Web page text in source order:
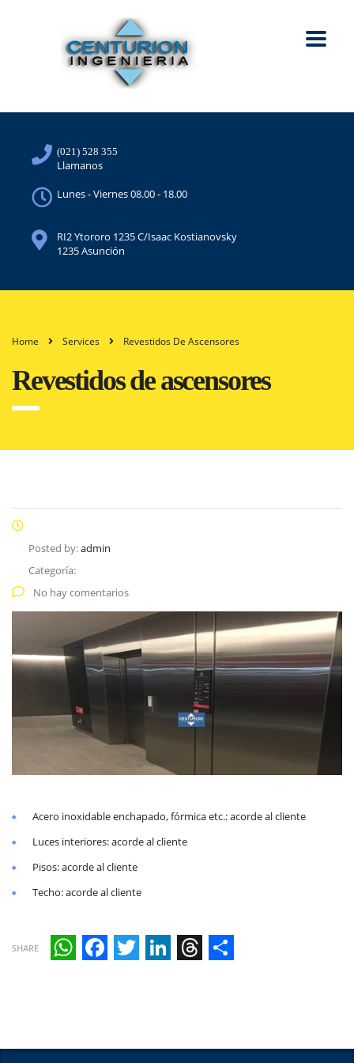
(021) 528 355
Llamanos
Lunes - Viernes 08.00 - 18.00
RI2 Ytororo 1235 C/Isaac Kostianovsky
1235 Asunción
Home Services Revestidos De Ascensores
Revestidos de ascensores
Posted by:admin
Categoría:
No hay comentarios
Acero inoxidable enchapado, fórmica etc.: acorde al cliente
Luces interiores: acorde al cliente
Pisos: acorde al cliente
Techo: acorde al cliente
SHARE